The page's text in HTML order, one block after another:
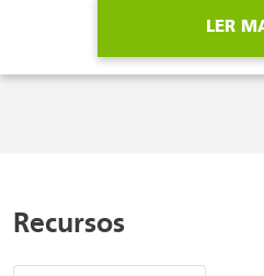
LER
Recursos